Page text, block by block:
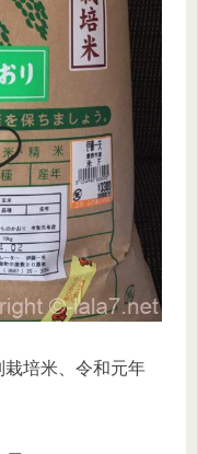
培米、令和元年